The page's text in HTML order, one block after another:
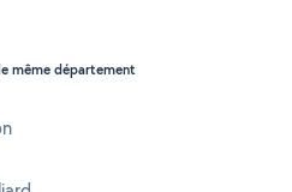
même département